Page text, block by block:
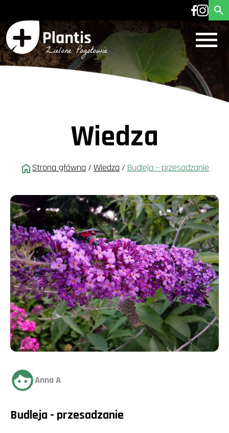
Wiedza
Strona główna / Wiedza / Budleja - przesadzanie
Anna A
Budleja - przesadzanie